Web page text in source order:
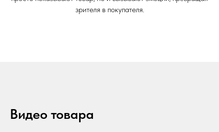
зрителя в покупателя.
Видео товара